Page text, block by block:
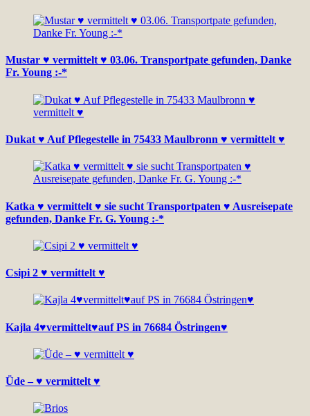
Mustar ♥ vermittelt ♥ 03.06. Transportpate gefunden, Danke
Fr. Young :-*
Dukat ♥ Auf Pflegestelle in 75433 Maulbronn ♥ vermittelt ♥
Katka ♥ vermittelt ♥ sie sucht Transportpaten ♥ Ausreisepate
gefunden, Danke Fr. G. Young :-*
Csipi 2 ♥ vermittelt ♥
Kajla 4♥vermittelt♥auf PS in 76684 Östringen♥
Üde – ♥ vermittelt ♥